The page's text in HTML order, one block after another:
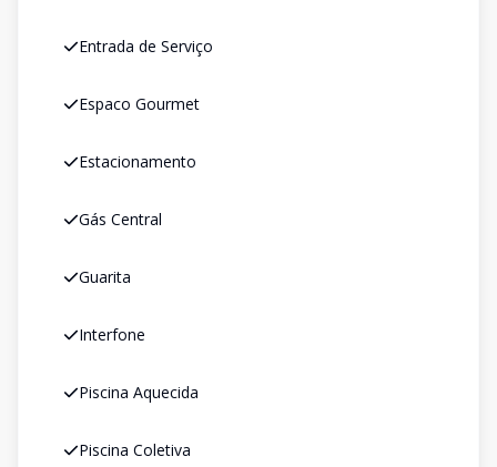
Entrada de Serviço
Espaco Gourmet
Estacionamento
Gás Central
Guarita
Interfone
Piscina Aquecida
Piscina Coletiva